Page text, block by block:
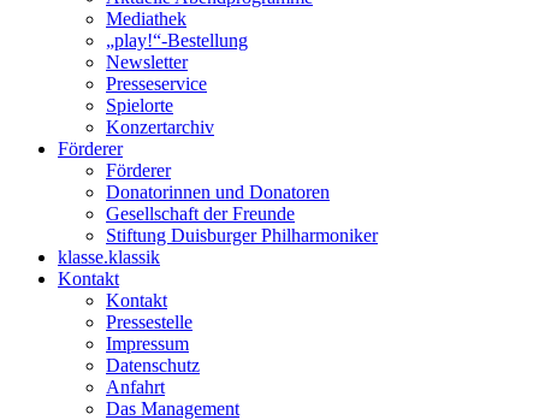
Mediathek
„play!“-Bestellung
Newsletter
Presseservice
Spielorte
Konzertarchiv
Förderer
Förderer
Donatorinnen und Donatoren
Gesellschaft der Freunde
Stiftung Duisburger Philharmoniker
klasse.klassik
Kontakt
Kontakt
Pressestelle
Impressum
Datenschutz
Anfahrt
Das Management